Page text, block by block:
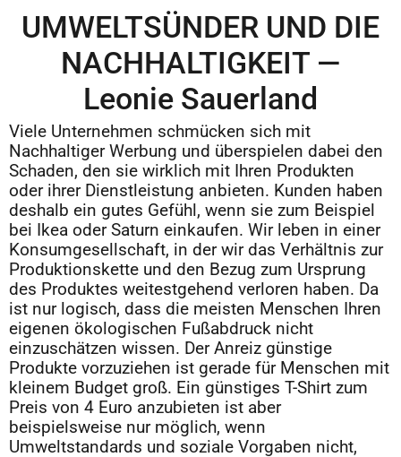
UMWELTSÜNDER UND DIE
NACHHALTIGKEIT —
Leonie Sauerland
Viele Unternehmen schmücken sich mit
Nachhaltiger Werbung und überspielen dabei den
Schaden, den sie wirklich mit Ihren Produkten
oder ihrer Dienstleistung anbieten. Kunden haben
deshalb ein gutes Gefühl, wenn sie zum Beispiel
bei Ikea oder Saturn einkaufen. Wir leben in einer
Konsumgesellschaft, in der wir das Verhältnis zur
Produktionskette und den Bezug zum Ursprung
des Produktes weitestgehend verloren haben. Da
ist nur logisch, dass die meisten Menschen Ihren
eigenen ökologischen Fußabdruck nicht
einzuschätzen wissen. Der Anreiz günstige
Produkte vorzuziehen ist gerade für Menschen mit
kleinem Budget groß. Ein günstiges T-Shirt zum
Preis von 4 Euro anzubieten ist aber
beispielsweise nur möglich, wenn
Umweltstandards und soziale Vorgaben nicht,